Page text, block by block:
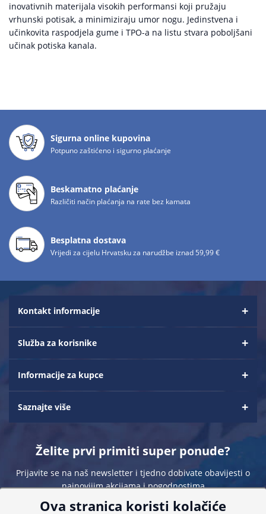
inovativnih materijala visokih performansi koji pružaju
vrhunski potisak, a minimiziraju umor nogu. Jedinstvena i
učinkovita raspodjela gume i TPO-a na listu stvara poboljšani
učinak potiska kanala.
Sigurna online kupovina
Potpuno zaštićeno i sigurno plaćanje
Beskamatno plaćanje
Različiti način plaćanja na rate bez kamata
Besplatna dostava
Vrijedi za cijelu Hrvatsku za narudžbe iznad 59,99 €
Kontakt informacije
Služba za korisnike
Informacije za kupce
Saznajte više
Želite prvi primiti super ponude?
Prijavite se na naš newsletter i tjedno dobivate obavijesti o
najnovijim akcijama i pogodnostima
Ova stranica koristi kolačiće